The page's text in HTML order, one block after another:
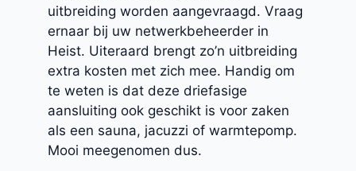
uitbreiding worden aangevraagd. Vraag
ernaar bij uw netwerkbeheerder in
Heist. Uiteraard brengt zo’n uitbreiding
extra kosten met zich mee. Handig om
te weten is dat deze driefasige
aansluiting ook geschikt is voor zaken
als een sauna, jacuzzi of warmtepomp.
Mooi meegenomen dus.